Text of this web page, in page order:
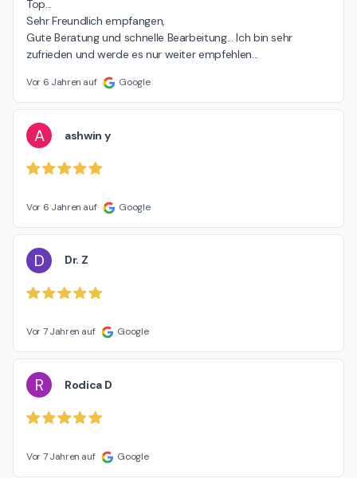
Top...
Sehr Freundlich empfangen,
Gute Beratung und schnelle Bearbeitung... Ich bin sehr
zufrieden und werde es nur weiter empfehlen...
Vor 6 Jahren auf Google
A ashwin y
Vor 6 Jahren auf Google
D Dr. Z
Vor 7 Jahren auf Google
R Rodica D
Vor 7 Jahren auf Google